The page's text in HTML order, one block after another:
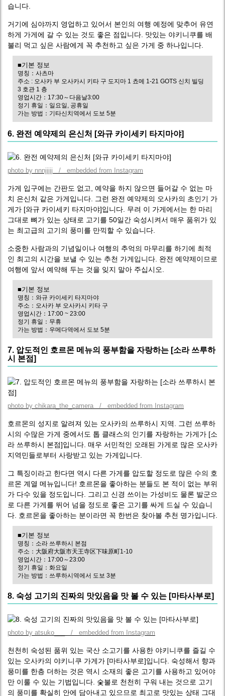
습니다.
거기에 심야까지 영업하고 있어서 본인의 여행 예정에 맞추어 유연
하게 가게에 갈 수 있는 것도 좋은 점입니다. 맛있는 야키니쿠를 배
불리 먹고 싶은 사람에게 꼭 추천하고 싶은 가게 중 하나입니다.
■기본 정보
명칭：사츠마
주소 : 오사카 부 오사카시 키타 구 도지마 1 쵸메 1-21 GOTS 신치 빌딩
3 호관 1 층
영업시간：17:30～다음날3:00
정기 휴일：일요일, 공휴일
가는 방법：기타신치역에서 도보 5분
6. 완전 예약제의 은신처 [와규 카이세키 타지마야]
photo by nnnjjjjj / embedded from Instagram
가게 입구에는 간판도 없고, 예약을 하지 않으면 들어갈 수 없는 마
치 은신처 같은 가게입니다. 그런 완전 예약제의 오사카의 초인기 가
게가 [와규 카이세키 타지마야]입니다. 무려 이 가게에서는 한 마리
그대로 뼈가 있는 상태로 고기를 50일간 숙성시켜서 매우 품위가 있
는 최고급의 고기의 풍미를 만끽할 수 있습니다.
소중한 사람과의 기념일이나 여행의 추억의 마무리를 하기에 최적
인 최고의 시간을 보낼 수 있는 추천 가게입니다. 완전 예약제이므로
여행에 앞서 예약해 두는 것을 잊지 말아 주십시오.
■기본 정보
명칭：와규 카이세키 타지마야
주소：오사카 부 오사카시 키타 구
영업시간：17:00 ~ 23:00
정기 휴일：무휴
가는 방법：우메다역에서 도보 5분
7. 압도적인 호르몬 메뉴의 풍부함을 자랑하는 [소라 쓰루하
시 본점]
photo by chikara_the_camera / embedded from Instagram
호르몬의 성지로 알려져 있는 오사카의 쓰루하시 지역. 그런 쓰루하
시의 수많은 가게 중에서도 톱 클래스의 인기를 자랑하는 가게가 [소
라 쓰루하시 본점]입니다. 매우 서민적인 오래된 가게로 많은 오사카
지역민들로부터 사랑받고 있는 가게입니다.
그 특징이라고 한다면 역시 다른 가게를 압도할 정도로 많은 수의 호
르몬 계열 메뉴입니다! 호르몬을 좋아하는 분들도 본 적이 없는 부위
가 다수 있을 정도입니다. 그리고 신경 쓰이는 가성비도 물론 발군으
로 다른 가게를 뛰어 넘을 정도로 좋은 고기를 싸게 드실 수 있습니
다. 호르몬을 좋아하는 분이라면 꼭 한번은 찾아볼 추천 명가입니다.
■기본 정보
명칭：소라 쓰루하시 본점
주소：大阪府大阪市天王寺区下味原町1-10
영업시간：17:00～23:00
정기 휴일：화요일
가는 방법：쓰루하시역에서 도보 3분
8. 숙성 고기의 진짜의 맛있음을 맛 볼 수 있는 [마타사부로]
photo by atsuko___ / embedded from Instagram
천천히 숙성된 품위 있는 국산 소고기를 사용한 야키니쿠를 즐길 수
있는 오사카의 야키니쿠 가게가 [마타사부로]입니다. 숙성해서 향과
풍미를 한층 더하는 것은 역시 소재의 좋은 고기를 사용하고 있어야
만 이룰 수 있는 기법입니다. 숯불로 천천히 구워 내는 것으로 고기
의 풍미를 확실히 안에 담아내고 있으므로 최고로 맛있는 상태 그대